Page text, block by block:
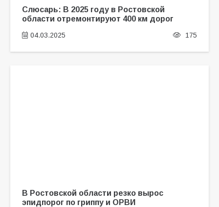
Слюсарь: В 2025 году в Ростовской
области отремонтируют 400 км дорог
04.03.2025 175
В Ростовской области резко вырос
эпидпорог по гриппу и ОРВИ